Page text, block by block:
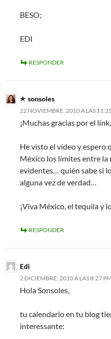
BESO;
EDI
RESPONDER
sonsoles
22 NOVIEMBRE, 2010 A LAS
¡Muchas gracias por el
He visto el vídeo y espero
México los límites entre la
evidentes… quién sabe si
alguna vez de verdad…
¡Viva México, el tequila y
RESPONDER
Edi
2 DICIEMBRE, 2010 A LAS 8:27 PM
Hola Sonsoles,
tu calendario en tu blog
interessante: